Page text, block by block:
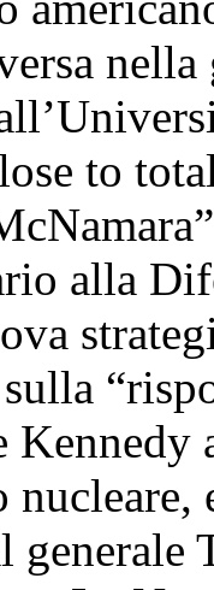
to
alla
Kennedy
generale